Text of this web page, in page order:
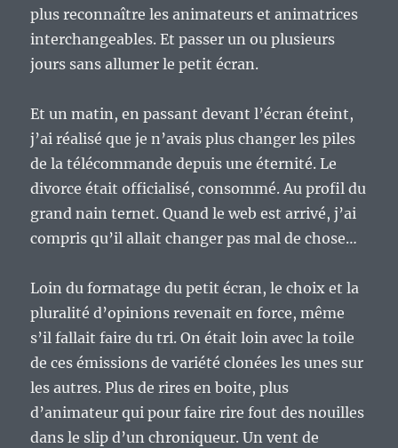
plus reconnaître les animateurs et animatrices
interchangeables. Et passer un ou plusieurs
jours sans allumer le petit écran.
Et un matin, en passant devant l’écran éteint,
j’ai réalisé que je n’avais plus changer les piles
de la télécommande depuis une éternité. Le
divorce était officialisé, consommé. Au profil du
grand nain ternet. Quand le web est arrivé, j’ai
compris qu’il allait changer pas mal de chose…
Loin du formatage du petit écran, le choix et la
pluralité d’opinions revenait en force, même
s’il fallait faire du tri. On était loin avec la toile
de ces émissions de variété clonées les unes sur
les autres. Plus de rires en boite, plus
d’animateur qui pour faire rire fout des nouilles
dans le slip d’un chroniqueur. Un vent de